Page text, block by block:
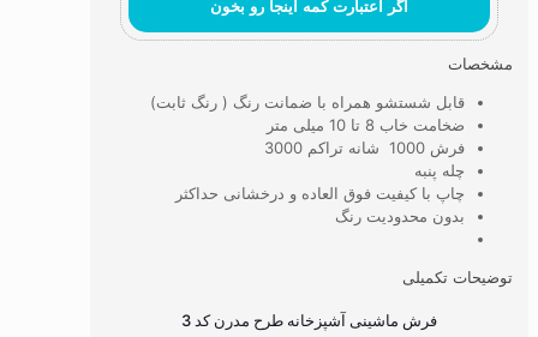
اگر اعتبارت کمه اینجا رو بخون
مشخصات
قابل شستشو همراه با ضمانت رنگ ( رنگ ثابت)
ضخامت خاب 8 تا 10 میلی متر
فرش 1000 شانه تراکم 3000
چله پنبه
چاپ با کیفیت فوق العاده و درخشانی حداکثر
بدون محدودیت رنگ
توضیحات تکمیلی
فرش ماشینی آشپزخانه طرح مدرن کد 3